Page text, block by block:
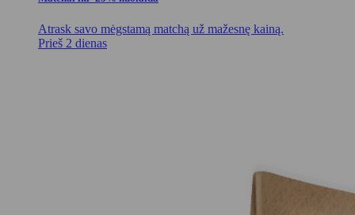
Atrask savo mėgstamą matchą už mažesnę kainą.
Prieš 2 dienas